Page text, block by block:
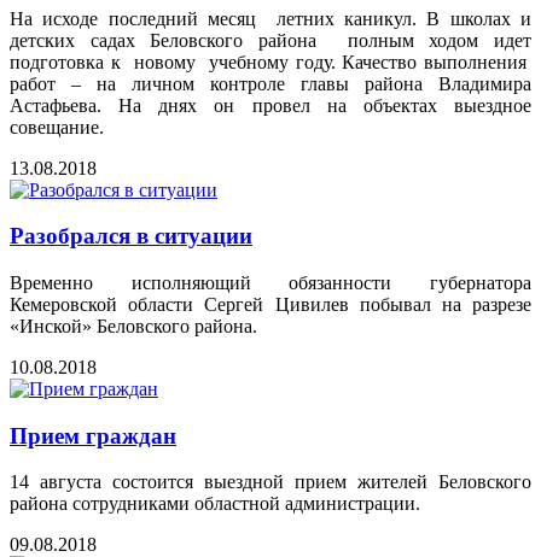
На исходе последний месяц летних каникул. В школах и
детских садах Беловского района полным ходом идет
подготовка к новому учебному году. Качество выполнения
работ – на личном контроле главы района Владимира
Астафьева. На днях он провел на объектах выездное
совещание.
13.08.2018
Разобрался в ситуации
Временно исполняющий обязанности губернатора
Кемеровской области Сергей Цивилев побывал на разрезе
«Инской» Беловского района.
10.08.2018
Прием граждан
14 августа состоится выездной прием жителей Беловского
района сотрудниками областной администрации.
09.08.2018